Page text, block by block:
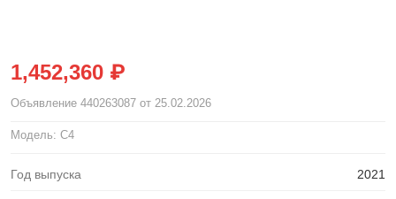
1,452,360 ₽
Объявление 440263087 от 25.02.2026
Модель: C4
Год выпуска 2021